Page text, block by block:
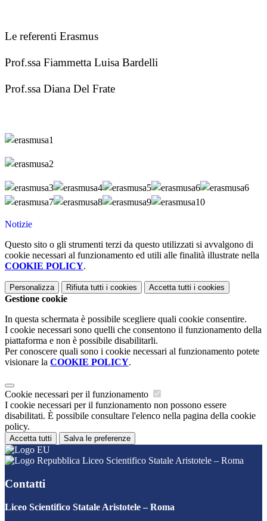
Le referenti Erasmus
Prof.ssa Fiammetta Luisa Bardelli
Prof.ssa Diana Del Frate
Notizie
Questo sito o gli strumenti terzi da questo utilizzati si avvalgono di
cookie necessari al funzionamento ed utili alle finalità illustrate nella
COOKIE POLICY.
Personalizza Rifiuta tutti i cookies Accetta tutti i cookies
Gestione cookie
In questa schermata è possibile scegliere quali cookie consentire.
I cookie necessari sono quelli che consentono il funzionamento della
piattaforma e non è possibile disabilitarli.
Per conoscere quali sono i cookie necessari al funzionamento potete
visionare la COOKIE POLICY.
Cookie necessari per il funzionamento
I cookie necessari per il funzionamento non possono essere
disabilitati. È possibile consultare l'elenco nella pagina della cookie
policy.
Accetta tutti Salva le preferenze
Liceo Scientifico Statale Aristotele – Roma
Contatti
Liceo Scientifico Statale Aristotele – Roma